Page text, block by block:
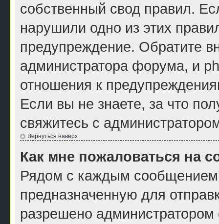
собственный свод правил.
нарушили одно из этих
предупреждение. Обратите
администратора форума, и
отношения к
Если вы не знаете, за что
свяжитесь с
Вернуться наверх
Как мне пожаловаться на
Рядом с каждым сообщением
предназначенную для
разрешено